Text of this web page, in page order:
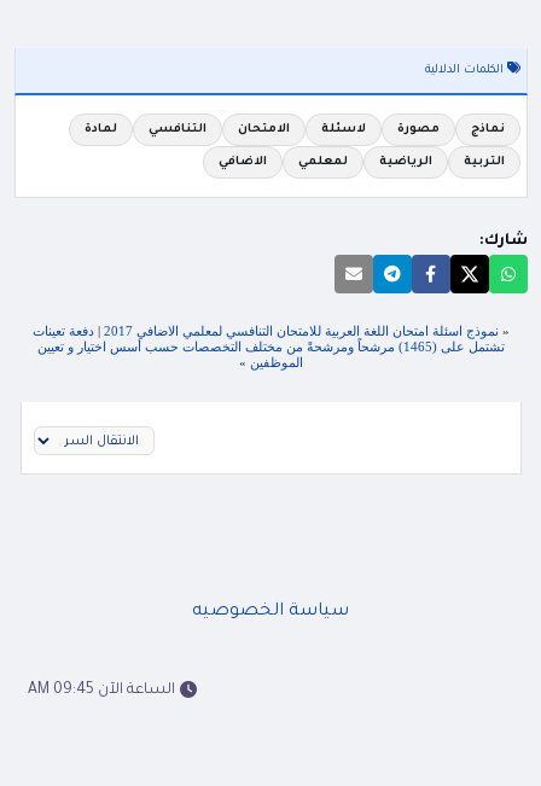
الكلمات الدلالية
نماذج مصورة لاسئلة الامتحان التنافسي لمادة
التربية الرياضية لمعلمي الاضافي
شارك:
« نموذج اسئلة امتحان اللغة العربية للامتحان التنافسي لمعلمي الاضافي 2017 |دفعة تعينات
تشتمل على (1465) مرشحاً ومرشحةً من مختلف التخصصات حسب أسس اختيار و تعيين
الموظفين »
سياسة الخصوصيه
الساعة الآن 09:45 AM